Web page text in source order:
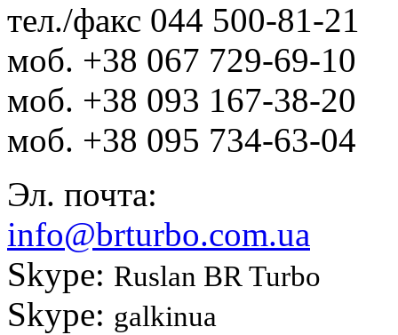
тел./факс 044 500-81-21
моб. +38 067 729-69-10
моб. +38 093 167-38-20
моб. +38 095 734-63-04
Эл. почта:
info@brturbo.com.ua
Skype: Ruslan BR Turbo
Skype: galkinua